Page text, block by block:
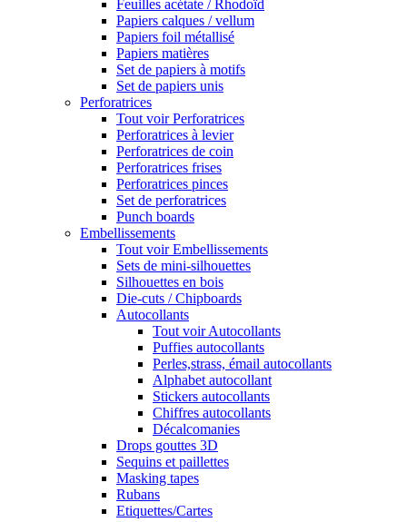
Feuilles acétate / Rhodoïd
Papiers calques / vellum
Papiers foil métallisé
Papiers matières
Set de papiers à motifs
Set de papiers unis
Perforatrices
Tout voir Perforatrices
Perforatrices à levier
Perforatrices de coin
Perforatrices frises
Perforatrices pinces
Set de perforatrices
Punch boards
Embellissements
Tout voir Embellissements
Sets de mini-silhouettes
Silhouettes en bois
Die-cuts / Chipboards
Autocollants
Tout voir Autocollants
Puffies autocollants
Perles,strass, émail autocollants
Alphabet autocollant
Stickers autocollants
Chiffres autocollants
Décalcomanies
Drops gouttes 3D
Sequins et paillettes
Masking tapes
Rubans
Etiquettes/Cartes